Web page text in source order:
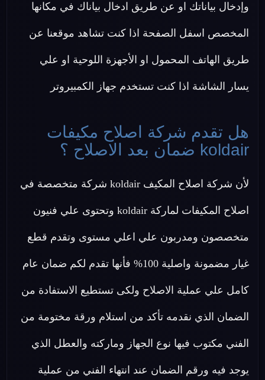
وإدخال بياناتك او عن طريق ادخال بياناك في مكانها
المخصص اسفل الصفحة اذا كنت تشاهد موقعنا عن
طريق الهاتف المحمول او الأجهزة اللوحية او علي
يسار الشاشة اذا كنت تستخدم جهاز الكمبيروتر
هل تقدم شركة اصلاح مكيفات
koldair ضمان بعد الاصلاح ؟
لأن شركة اصلاح المكيف koldair شركة متخصصة في
اصلاح المكيفات لماركة koldair وتحتوى علي فنيون
متخصصون ومدربون علي اعلي مستوى وتقدم قطع
غيار مضمونة واصلية 100% فأنها تقدم لكم ضمان عام
كامل علي عملية الاصلاح ولكى تستطيع الاستفادة من
الضمان الذي نقدمه تأكد من استلام ورقة مختومة من
الفني مكتوب فيها نوع الجهاز وماركته والعطل الذي
يوجد فيه ورقم الضمان عند انتهاء الفني من عملية